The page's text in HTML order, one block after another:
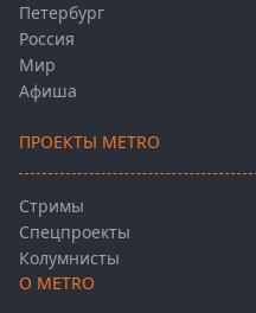
Петербург
Россия
Мир
Афиша
ПРОЕКТЫ METRO
Стримы
Спецпроекты
Колумнисты
О METRO